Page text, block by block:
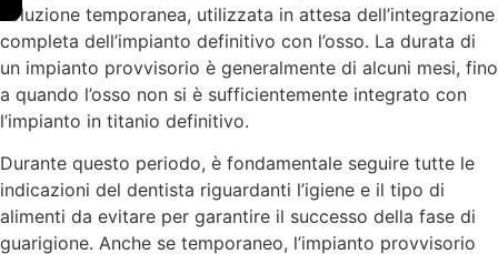
soluzione temporanea, utilizzata in attesa dell’integrazione
completa dell’impianto definitivo con l’osso. La durata di
un impianto provvisorio è generalmente di alcuni mesi, fino
a quando l’osso non si è sufficientemente integrato con
l’impianto in titanio definitivo.
Durante questo periodo, è fondamentale seguire tutte le
indicazioni del dentista riguardanti l’igiene e il tipo di
alimenti da evitare per garantire il successo della fase di
guarigione. Anche se temporaneo, l’impianto provvisorio